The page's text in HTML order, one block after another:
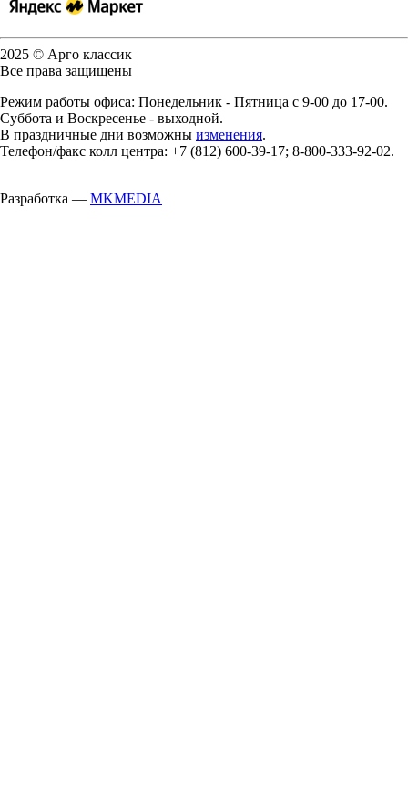
2025 © Арго классик
Все права защищены
Режим работы офиса: Понедельник - Пятница с 9-00 до 17-00.
Суббота и Воскресенье - выходной.
В праздничные дни возможны изменения.
Телефон/факс колл центра: +7 (812) 600-39-17; 8-800-333-92-02.
Разработка — MKMEDIA